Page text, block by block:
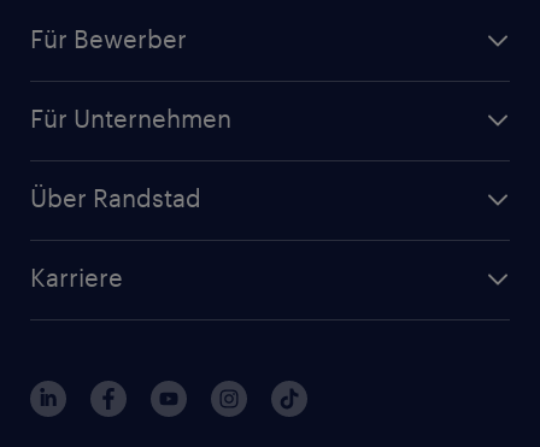
Für Bewerber
Initiativbewerbung
Randstad Akademie
Für Unternehmen
Branchen
Über Randstad
Interne Karriere
FAQ - Bewerber / Kunden
Karriere
Berufsprofile
Gehaltsthemen